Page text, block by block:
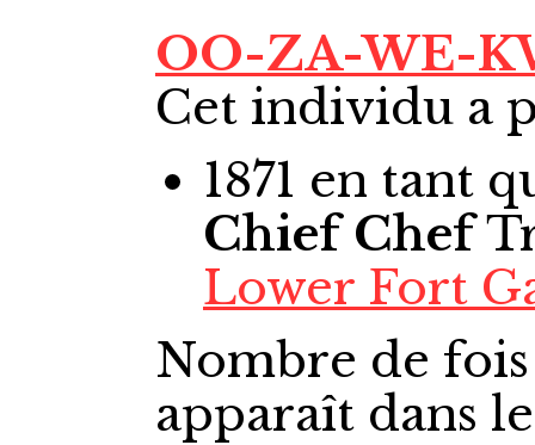
OO-ZA-WE-
Cet individu a
1871 en tant
Chief Chef
Lower Fort
Nombre de
apparaît dans